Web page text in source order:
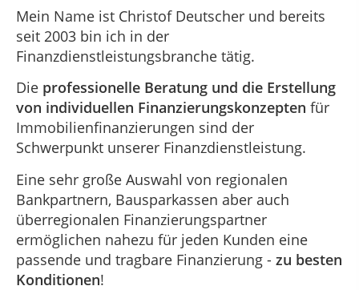
Mein Name ist Christof Deutscher und bereits
seit 2003 bin ich in der
Finanzdienstleistungsbranche tätig.
Die professionelle Beratung und die Erstellung
von individuellen Finanzierungskonzepten für
Immobilienfinanzierungen sind der
Schwerpunkt unserer Finanzdienstleistung.
Eine sehr große Auswahl von regionalen
Bankpartnern, Bausparkassen aber auch
überregionalen Finanzierungspartner
ermöglichen nahezu für jeden Kunden eine
passende und tragbare Finanzierung - zu besten
Konditionen!